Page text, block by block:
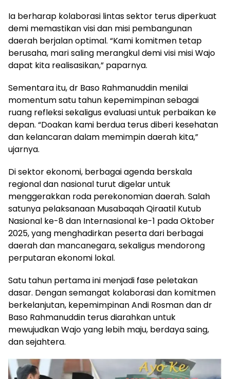
Ia berharap kolaborasi lintas sektor terus diperkuat
demi memastikan visi dan misi pembangunan
daerah berjalan optimal. “Kami komitmen tetap
berusaha, mari saling merangkul demi visi misi Wajo
dapat kita realisasikan,” paparnya.
Sementara itu, dr Baso Rahmanuddin menilai
momentum satu tahun kepemimpinan sebagai
ruang refleksi sekaligus evaluasi untuk perbaikan ke
depan. “Doakan kami berdua terus diberi kesehatan
dan kelancaran dalam memimpin daerah kita,”
ujarnya.
Di sektor ekonomi, berbagai agenda berskala
regional dan nasional turut digelar untuk
menggerakkan roda perekonomian daerah. Salah
satunya pelaksanaan Musabaqah Qiraatil Kutub
Nasional ke-8 dan Internasional ke-1 pada Oktober
2025, yang menghadirkan peserta dari berbagai
daerah dan mancanegara, sekaligus mendorong
perputaran ekonomi lokal.
Satu tahun pertama ini menjadi fase peletakan
dasar. Dengan semangat kolaborasi dan komitmen
berkelanjutan, kepemimpinan Andi Rosman dan dr
Baso Rahmanuddin terus diarahkan untuk
mewujudkan Wajo yang lebih maju, berdaya saing,
dan sejahtera.